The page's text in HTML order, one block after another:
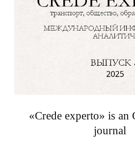
«Crede experto» is an
journal